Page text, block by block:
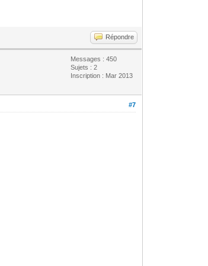
Répondre
Messages : 450
Sujets : 2
Inscription : Mar 2013
#7